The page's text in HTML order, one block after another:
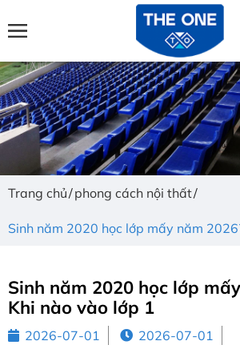
Trang chủ phong cách nội thất
Sinh năm 2020 học lớp mấy năm
Sinh năm 2020 học lớp
Khi nào vào lớp 1
2026-07-01
2026-07-01